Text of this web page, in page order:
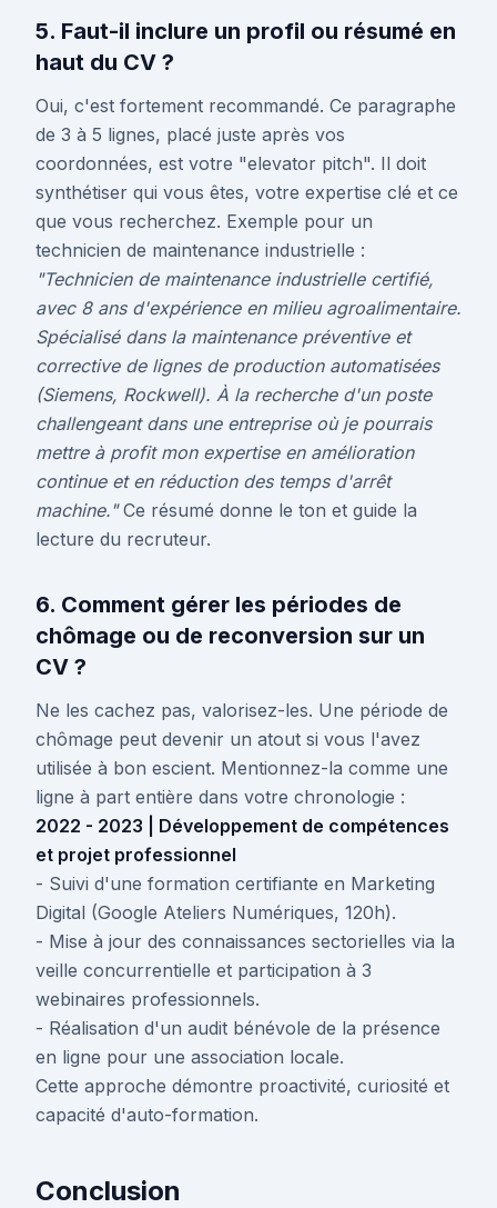
5. Faut-il inclure un profil ou résumé en
haut du CV ?
Oui, c'est fortement recommandé. Ce paragraphe
de 3 à 5 lignes, placé juste après vos
coordonnées, est votre "elevator pitch". Il doit
synthétiser qui vous êtes, votre expertise clé et ce
que vous recherchez. Exemple pour un
technicien de maintenance industrielle :
"Technicien de maintenance industrielle certifié,
avec 8 ans d'expérience en milieu agroalimentaire.
Spécialisé dans la maintenance préventive et
corrective de lignes de production automatisées
(Siemens, Rockwell). À la recherche d'un poste
challengeant dans une entreprise où je pourrais
mettre à profit mon expertise en amélioration
continue et en réduction des temps d'arrêt
machine."Ce résumé donne le ton et guide la
lecture du recruteur.
6. Comment gérer les périodes de
chômage ou de reconversion sur un
CV ?
Ne les cachez pas, valorisez-les. Une période de
chômage peut devenir un atout si vous l'avez
utilisée à bon escient. Mentionnez-la comme une
ligne à part entière dans votre chronologie :
2022 - 2023 | Développement de compétences
et projet professionnel
- Suivi d'une formation certifiante en Marketing
Digital (Google Ateliers Numériques, 120h).
- Mise à jour des connaissances sectorielles via la
veille concurrentielle et participation à 3
webinaires professionnels.
- Réalisation d'un audit bénévole de la présence
en ligne pour une association locale.
Cette approche démontre proactivité, curiosité et
capacité d'auto-formation.
Conclusion